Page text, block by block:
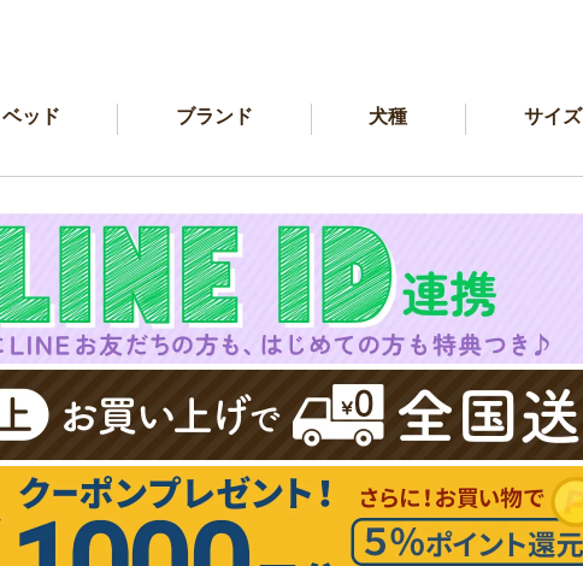
ベッド ブランド 犬種 サイズ